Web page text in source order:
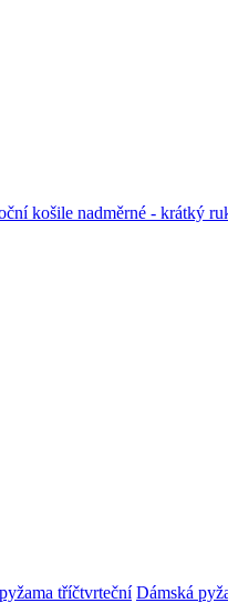
košile nadměrné - krátký
tříčtvrteční Dámská